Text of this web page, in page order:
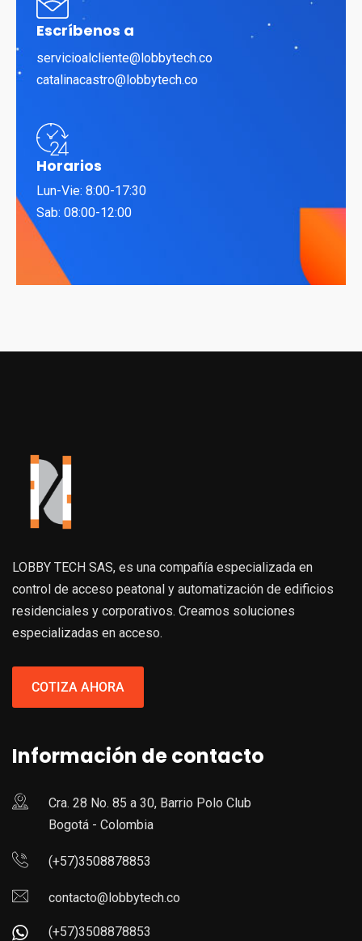
Escríbenos a
servicioalcliente@lobbytech.co
catalinacastro@lobbytech.co
Horarios
Lun-Vie: 8:00-17:30
Sab: 08:00-12:00
LOBBY TECH SAS, es una compañía especializada en
control de acceso peatonal y automatización de edificios
residenciales y corporativos. Creamos soluciones
especializadas en acceso.
COTIZA AHORA
Información de contacto
Cra. 28 No. 85 a 30, Barrio Polo Club
Bogotá - Colombia
(+57)3508878853
contacto@lobbytech.co
(+57)3508878853